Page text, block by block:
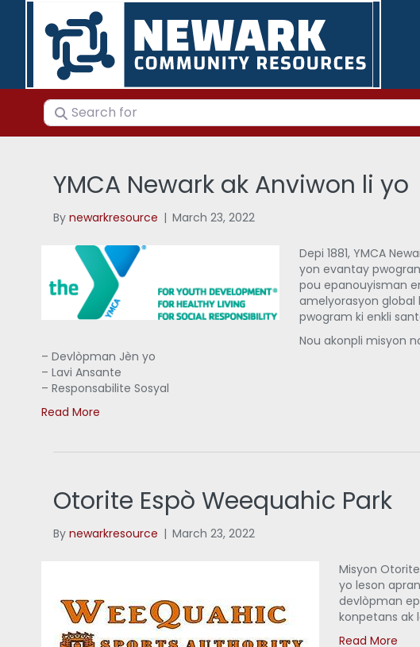
Search for
YMCA Newark ak Anviwon li yo
Bynewarkresource | March 23, 2022
Depi 1881, YMCA
yon evantay
pou epanouyisman
amelyorasyon global
pwogram ki enkli
Nou akonpli misyon
– Devlòpman Jèn yo
– Lavi Ansante
– Responsabilite Sosyal
Read More
Otorite Espò Weequahic Park
Bynewarkresource | March 23, 2022
Misyon
yo leson
devlòpman
konpetans ak
Read More